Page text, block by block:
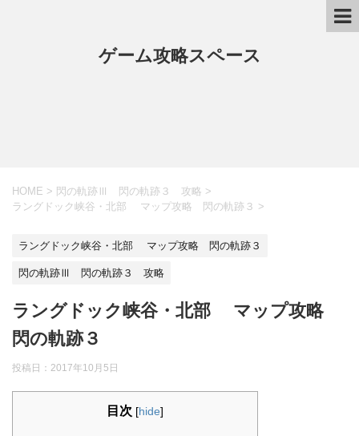
ゲーム攻略スペース
HOME > 閃の軌跡Ⅲ 閃の軌跡３ 攻略 >
ラングドック峡谷・北部 マップ攻略 閃の軌跡３ >
ラングドック峡谷・北部 マップ攻略 閃の軌跡３
閃の軌跡Ⅲ 閃の軌跡３ 攻略
ラングドック峡谷・北部 マップ攻略
閃の軌跡３
投稿日： 2017年10月5日
目次 [hide]